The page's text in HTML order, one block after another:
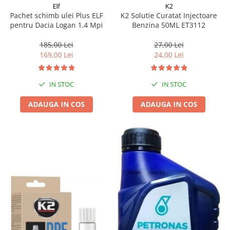
Elf
Pachet schimb ulei Plus ELF
pentru Dacia Logan 1.4 Mpi
185,00 Lei
169,00 Lei
IN STOC
ADAUGA IN COS
K2
K2 Solutie Curatat Injectoare
Benzina 50ML ET3112
27,00 Lei
24,00 Lei
IN STOC
ADAUGA IN COS